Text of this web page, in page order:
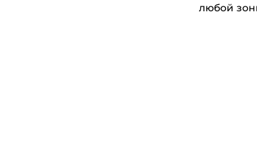
любой